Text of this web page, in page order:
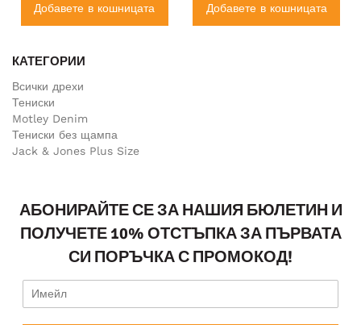
Добавете в кошницата Добавете в кошницата
КАТЕГОРИИ
Всички дрехи
Тениски
Motley Denim
Тениски без щампа
Jack & Jones Plus Size
АБОНИРАЙТЕ СЕ ЗА НАШИЯ БЮЛЕТИН И
ПОЛУЧЕТЕ 10% ОТСТЪПКА ЗА ПЪРВАТА
СИ ПОРЪЧКА С ПРОМОКОД!